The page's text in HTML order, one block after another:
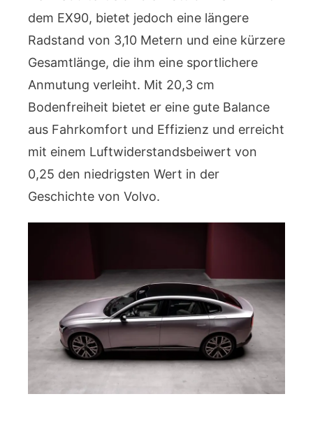
dem EX90, bietet jedoch eine längere
Radstand von 3,10 Metern und eine kürzere
Gesamtlänge, die ihm eine sportlichere
Anmutung verleiht. Mit 20,3 cm
Bodenfreiheit bietet er eine gute Balance
aus Fahrkomfort und Effizienz und erreicht
mit einem Luftwiderstandsbeiwert von
0,25 den niedrigsten Wert in der
Geschichte von Volvo.